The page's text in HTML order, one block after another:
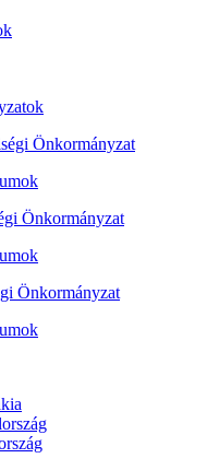
Önkormányzat
Önkormányzat
Önkormányzat